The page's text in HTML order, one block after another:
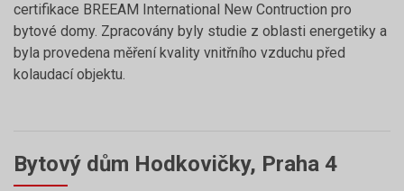
certifikace BREEAM International New Contruction pro
bytové domy. Zpracovány byly studie z oblasti energetiky a
byla provedena měření kvality vnitřního vzduchu před
kolaudací objektu.
Bytový dům Hodkovičky, Praha 4